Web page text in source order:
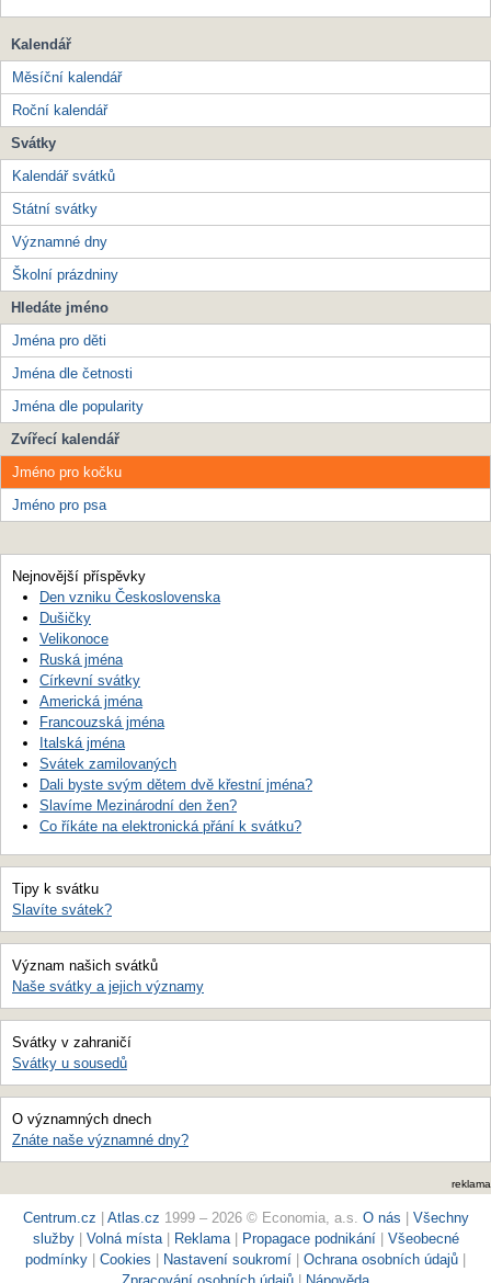
Kalendář
Měsíční kalendář
Roční kalendář
Svátky
Kalendář svátků
Státní svátky
Významné dny
Školní prázdniny
Hledáte jméno
Jména pro děti
Jména dle četnosti
Jména dle popularity
Zvířecí kalendář
Jméno pro kočku
Jméno pro psa
Nejnovější příspěvky
Den vzniku Československa
Dušičky
Velikonoce
Ruská jména
Církevní svátky
Americká jména
Francouzská jména
Italská jména
Svátek zamilovaných
Dali byste svým dětem dvě křestní jména?
Slavíme Mezinárodní den žen?
Co říkáte na elektronická přání k svátku?
Tipy k svátku
Slavíte svátek?
Význam našich svátků
Naše svátky a jejich významy
Svátky v zahraničí
Svátky u sousedů
O významných dnech
Znáte naše významné dny?
reklama
Centrum.cz Atlas.cz 1999 – 2026 © Economia, a.s. O nás
Všechny
služby
Volná místa| Reklama Propagace podnikání| Všeobecné
podmínky
Cookies Nastavení soukromí Ochrana osobních údajů